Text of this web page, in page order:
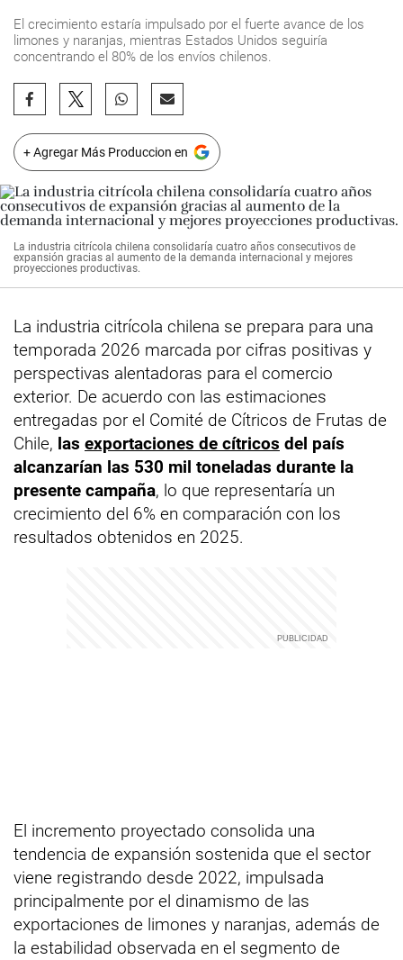
El crecimiento estaría impulsado por el fuerte avance de los
limones y naranjas, mientras Estados Unidos seguiría
concentrando el 80% de los envíos chilenos.
+ Agregar Más Produccion en
La industria citrícola chilena consolidaría cuatro años consecutivos de
expansión gracias al aumento de la demanda internacional y mejores
proyecciones productivas.
La industria citrícola chilena se prepara para una
temporada 2026 marcada por cifras positivas y
perspectivas alentadoras para el comercio
exterior. De acuerdo con las estimaciones
entregadas por el Comité de Cítricos de Frutas de
Chile, las exportaciones de cítricos del país
alcanzarían las 530 mil toneladas durante la
presente campaña, lo que representaría un
crecimiento del 6% en comparación con los
resultados obtenidos en 2025.
El incremento proyectado consolida una
tendencia de expansión sostenida que el sector
viene registrando desde 2022, impulsada
principalmente por el dinamismo de las
exportaciones de limones y naranjas, además de
la estabilidad observada en el segmento de